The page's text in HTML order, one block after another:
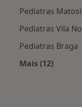
Pediatras
Pediatras Vila
Pediatras Braga
Mais (12)